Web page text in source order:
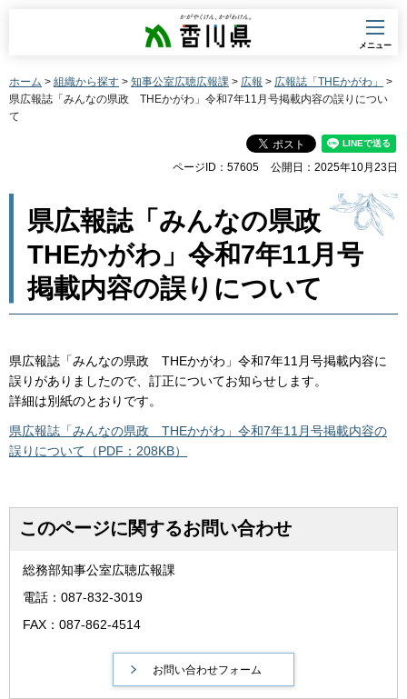
香川県
メニュー
ホーム > 組織から探す > 知事公室広聴広報課 > 広報 > 広報誌「THEかがわ」
>
県広報誌「みんなの県政 THEかがわ」令和7年11月号掲載内容の誤りについ
て
ページID：57605 公開日：2025年10月23日
県広報誌「みんなの県政
THEかがわ」令和7年11月号
掲載内容の誤りについて
県広報誌「みんなの県政 THEかがわ」令和7年11月号掲載内容に
誤りがありましたので、訂正についてお知らせします。
詳細は別紙のとおりです。
県広報誌「みんなの県政 THEかがわ」令和7年11月号掲載内容の
誤りについて（PDF：208KB）
このページに関するお問い合わせ
総務部知事公室広聴広報課
電話：087-832-3019
FAX：087-862-4514